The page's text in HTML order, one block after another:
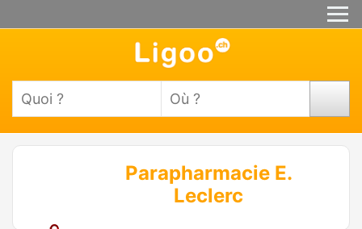
Parapharmacie E.
Leclerc